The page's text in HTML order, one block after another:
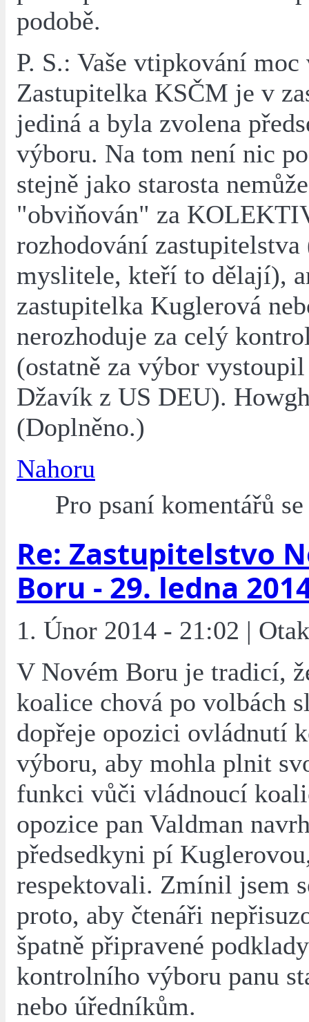
podobě.
P. S.: Vaše vtipkování
Zastupitelka KSČM je v
jediná a byla zvolena
výboru. Na tom není nic
stejně jako starosta
"obviňován" za
rozhodování zastupitelstva
myslitele, kteří to dělají),
zastupitelka Kuglerová
nerozhoduje za celý
(ostatně za výbor
Džavík z US DEU).
(Doplněno.)
Nahoru
Pro psaní komentářů
Re: Zastupitelstvo
Boru - 29. ledna
1. Únor 2014 - 21:02 |
V Novém Boru je tradicí,
koalice chová po volbách
dopřeje opozici ovládnutí
výboru, aby mohla plnit
funkci vůči vládnoucí
opozice pan Valdman
předsedkyni pí
respektovali. Zmínil jsem
proto, aby čtenáři
špatně připravené
kontrolního výboru panu
nebo úředníkům.